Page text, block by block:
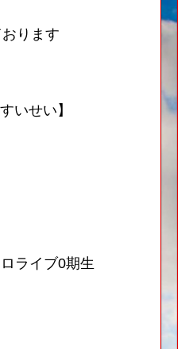
ります
いせい】
ライブ0期生